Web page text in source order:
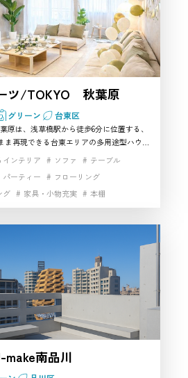
ツ/TOKYO 秋葉原
グリーン 台東区
原は、浅草橋駅から徒歩6分に位置する、
再現できる台東エリアの多用途型ハウス
リーンの爽やかな空間に65インチTVやキ
が揃っており、商品撮影・ライフスタイ
応できる撮影スタジオとして評価されて
ットから夜の間接照明を活かしたシネマ
可能で、“暮らしの雰囲気を残したい”制作
を必要とする案件にも扱いやすく、推し
も使いやすい、台東区で特におすすめで
インテリア ソファ
テーブル
パーティー
フローリング
グ 家具・小物充実
本棚
make南品川